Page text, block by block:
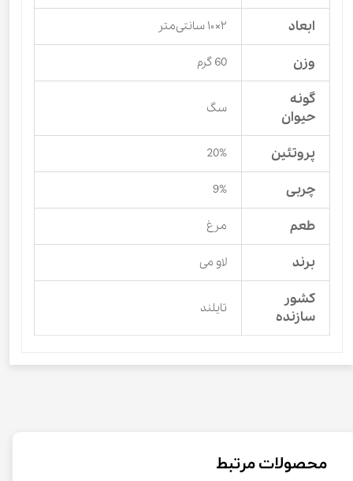
ابعاد ۲×۱۰ سانتی‌متر
وزن 60 گرم
گونه
حیوان
سگ
پروتئین 20%
چربی 9%
طعم مرغ
برند لاو می
کشور
سازنده
تایلند
محصولات مرتبط